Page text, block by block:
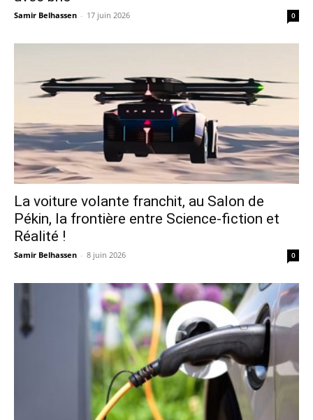
Samir Belhassen - 17 juin 2026 0
La voiture volante franchit, au Salon de
Pékin, la frontière entre Science-fiction et
Réalité !
Samir Belhassen - 8 juin 2026 0